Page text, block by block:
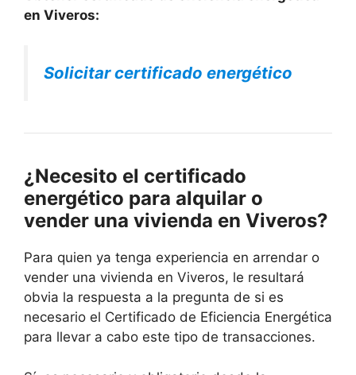
en Viveros:
Solicitar certificado energético
¿Necesito el certificado
energético para alquilar o
vender una vivienda en Viveros?
Para quien ya tenga experiencia en arrendar o
vender una vivienda en Viveros, le resultará
obvia la respuesta a la pregunta de si es
necesario el Certificado de Eficiencia Energética
para llevar a cabo este tipo de transacciones.